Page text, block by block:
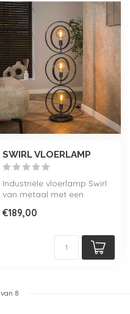
SWIRL VLOERLAMP
Industriële vloerlamp Swirl
van metaal met een
hele c...
€189,00
van 8